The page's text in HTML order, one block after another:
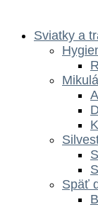
Sviatky a
Späť